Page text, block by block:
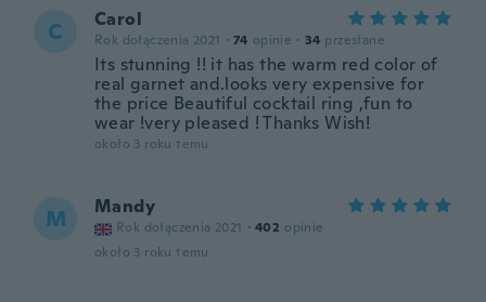
C Carol
Rok dołączenia 2021 · 74 opinie · 34 przesłane
Its stunning !! it has the warm red color of
real garnet and.looks very expensive for
the price Beautiful cocktail ring ,fun to
wear !very pleased ! Thanks Wish!
około 3 roku temu
M Mandy
Rok dołączenia 2021 · 402 opinie
około 3 roku temu